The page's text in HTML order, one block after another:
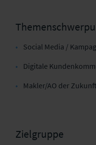
Social Media /
Digitale
Makler/AO der
Zielgruppe